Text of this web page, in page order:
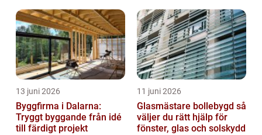
13 juni 2026
Byggfirma i Dalarna:
Tryggt byggande från idé
till färdigt projekt
11 juni 2026
Glasmästare bollebygd så
väljer du rätt hjälp för
fönster, glas och solskydd